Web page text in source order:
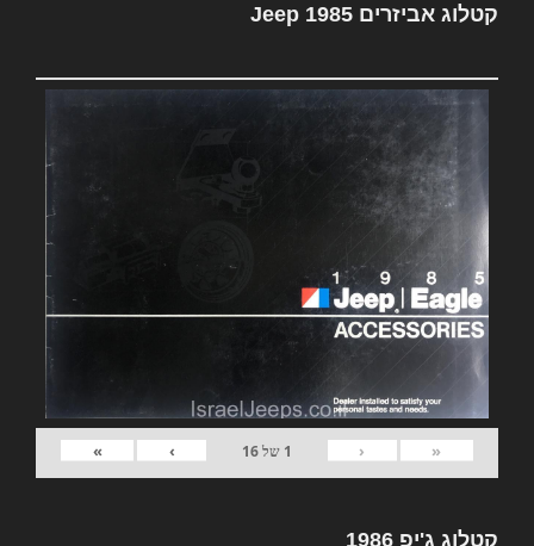
קטלוג אביזרים Jeep 1985
«
‹
1 של16
›
»
קטלוג ג'יפ 1986